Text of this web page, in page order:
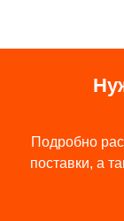
Подробно
поставки, а